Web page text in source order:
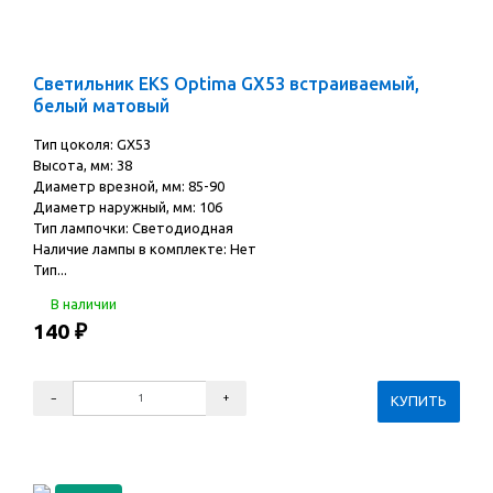
Светильник EKS Optima GX53 встраиваемый,
белый матовый
Тип цоколя: GX53
Высота, мм: 38
Диаметр врезной, мм: 85-90
Диаметр наружный, мм: 106
Тип лампочки: Светодиодная
Наличие лампы в комплекте: Нет
Тип...
В наличии
140 ₽